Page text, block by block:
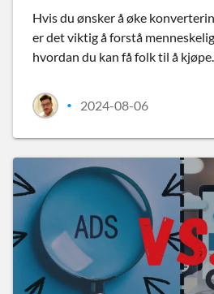
Hvis du ønsker å øke
er det viktig å forstå
hvordan du kan få folk til å kjøpe.
• 2024-08-06